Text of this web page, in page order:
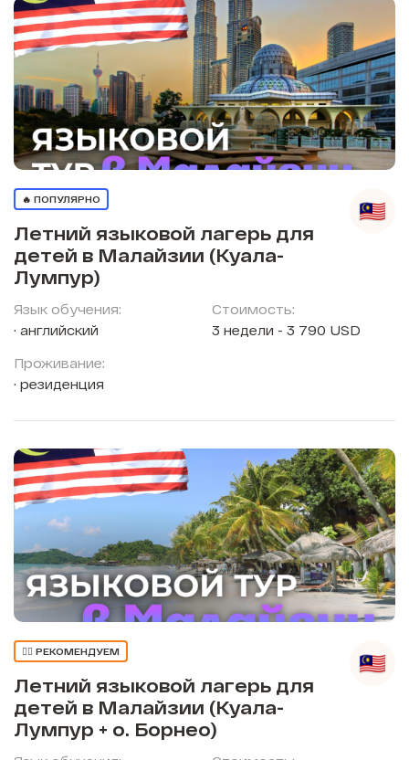
🔥 ПОПУЛЯРНО
Летний языковой лагерь для
детей в Малайзии (Куала-
Лумпур)
Язык обучения:
английский
Проживание:
резиденция
Стоимость:
3 недели - 3 790 USD
👍🏼 РЕКОМЕНДУЕМ
Летний языковой лагерь для
детей в Малайзии (Куала-
Лумпур + о. Борнео)